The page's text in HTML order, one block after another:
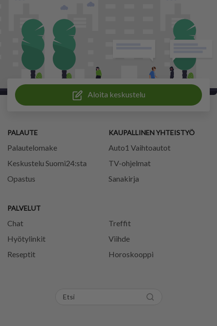
Aloita keskustelu
PALAUTE
Palautelomake
Keskustelu Suomi24:sta
Opastus
PALVELUT
Chat
Treffit
Hyötylinkit
Viihde
Reseptit
Horoskooppi
KAUPALLINEN YHTEISTYÖ
Auto1 Vaihtoautot
TV-ohjelmat
Sanakirja